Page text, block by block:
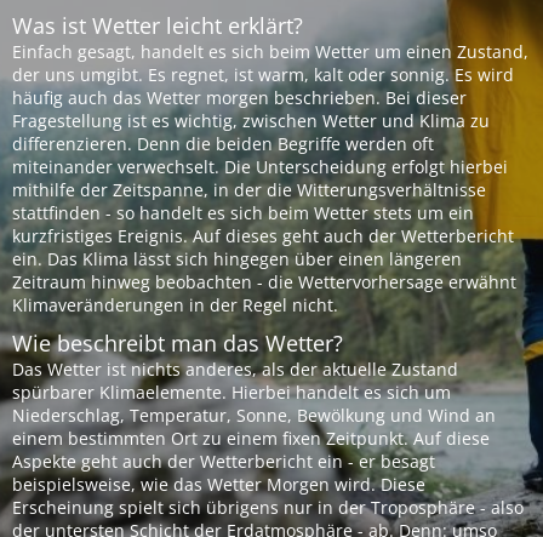
Was ist Wetter leicht erklärt?
Einfach gesagt, handelt es sich beim Wetter um einen Zustand,
der uns umgibt. Es regnet, ist warm, kalt oder sonnig. Es wird
häufig auch das Wetter morgen beschrieben. Bei dieser
Fragestellung ist es wichtig, zwischen Wetter und Klima zu
differenzieren. Denn die beiden Begriffe werden oft
miteinander verwechselt. Die Unterscheidung erfolgt hierbei
mithilfe der Zeitspanne, in der die Witterungsverhältnisse
stattfinden - so handelt es sich beim Wetter stets um ein
kurzfristiges Ereignis. Auf dieses geht auch der Wetterbericht
ein. Das Klima lässt sich hingegen über einen längeren
Zeitraum hinweg beobachten - die Wettervorhersage erwähnt
Klimaveränderungen in der Regel nicht.
Wie beschreibt man das Wetter?
Das Wetter ist nichts anderes, als der aktuelle Zustand
spürbarer Klimaelemente. Hierbei handelt es sich um
Niederschlag, Temperatur, Sonne, Bewölkung und Wind an
einem bestimmten Ort zu einem fixen Zeitpunkt. Auf diese
Aspekte geht auch der Wetterbericht ein - er besagt
beispielsweise, wie das Wetter Morgen wird. Diese
Erscheinung spielt sich übrigens nur in der Troposphäre - also
der untersten Schicht der Erdatmosphäre - ab. Denn: umso